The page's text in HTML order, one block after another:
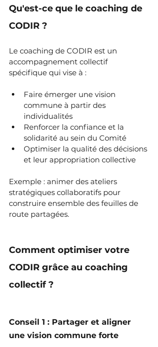
Qu'est-ce que le coaching de
CODIR ?
Le coaching de CODIR est un
accompagnement collectif
spécifique qui vise à :
Faire émerger une vision
commune à partir des
individualités
Renforcer la confiance et la
solidarité au sein du Comité
Optimiser la qualité des décisions
et leur appropriation collective
Exemple : animer des ateliers
stratégiques collaboratifs pour
construire ensemble des feuilles de
route partagées.
Comment optimiser votre
CODIR grâce au coaching
collectif ?
Conseil 1 : Partager et aligner
une vision commune forte